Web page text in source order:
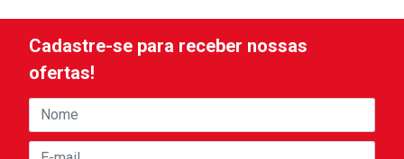
Cadastre-se para receber nossas
ofertas!